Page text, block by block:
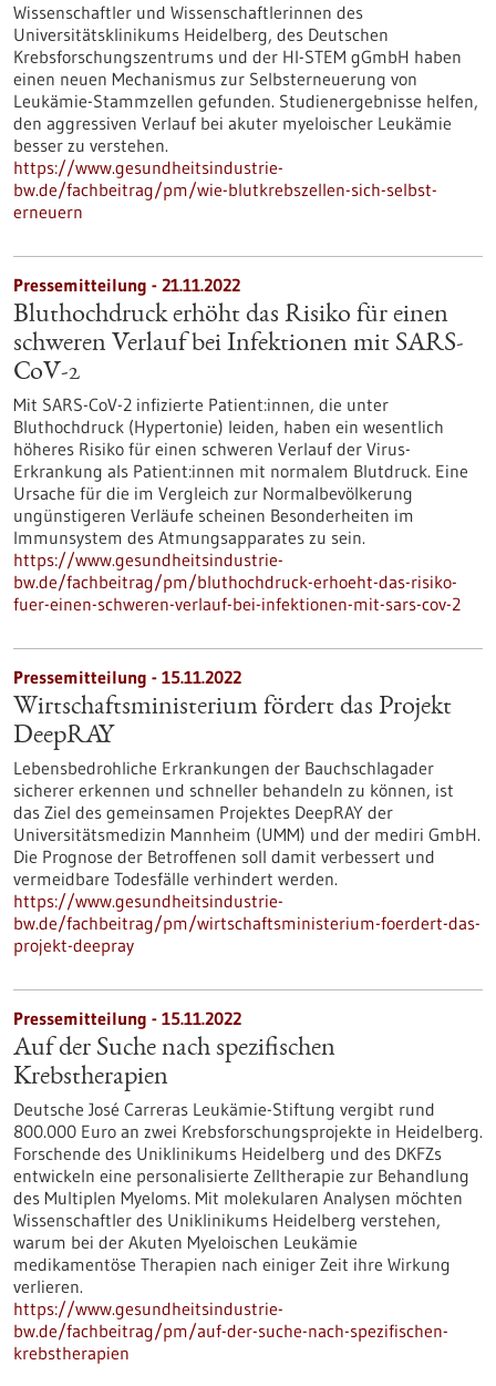
Wissenschaftler und Wissenschaftlerinnen des
Universitätsklinikums Heidelberg, des Deutschen
Krebsforschungszentrums und der HI-STEM gGmbH haben
einen neuen Mechanismus zur Selbsterneuerung von
Leukämie-Stammzellen gefunden. Studienergebnisse helfen,
den aggressiven Verlauf bei akuter myeloischer Leukämie
besser zu verstehen.
https://www.gesundheitsindustrie-
bw.de/fachbeitrag/pm/wie-blutkrebszellen-sich-selbst-
erneuern
Pressemitteilung - 21.11.2022
Bluthochdruck erhöht das Risiko für einen
schweren Verlauf bei Infektionen mit SARS-
CoV-2
Mit SARS-CoV-2 infizierte Patient:innen, die unter
Bluthochdruck (Hypertonie) leiden, haben ein wesentlich
höheres Risiko für einen schweren Verlauf der Virus-
Erkrankung als Patient:innen mit normalem Blutdruck. Eine
Ursache für die im Vergleich zur Normalbevölkerung
ungünstigeren Verläufe scheinen Besonderheiten im
Immunsystem des Atmungsapparates zu sein.
https://www.gesundheitsindustrie-
bw.de/fachbeitrag/pm/bluthochdruck-erhoeht-das-risiko-
fuer-einen-schweren-verlauf-bei-infektionen-mit-sars-cov-2
Pressemitteilung - 15.11.2022
Wirtschaftsministerium fördert das Projekt
DeepRAY
Lebensbedrohliche Erkrankungen der Bauchschlagader
sicherer erkennen und schneller behandeln zu können, ist
das Ziel des gemeinsamen Projektes DeepRAY der
Universitätsmedizin Mannheim (UMM) und der mediri GmbH.
Die Prognose der Betroffenen soll damit verbessert und
vermeidbare Todesfälle verhindert werden.
https://www.gesundheitsindustrie-
bw.de/fachbeitrag/pm/wirtschaftsministerium-foerdert-das-
projekt-deepray
Pressemitteilung - 15.11.2022
Auf der Suche nach spezifischen
Krebstherapien
Deutsche José Carreras Leukämie-Stiftung vergibt rund
800.000 Euro an zwei Krebsforschungsprojekte in Heidelberg.
Forschende des Uniklinikums Heidelberg und des DKFZs
entwickeln eine personalisierte Zelltherapie zur Behandlung
des Multiplen Myeloms. Mit molekularen Analysen möchten
Wissenschaftler des Uniklinikums Heidelberg verstehen,
warum bei der Akuten Myeloischen Leukämie
medikamentöse Therapien nach einiger Zeit ihre Wirkung
verlieren.
https://www.gesundheitsindustrie-
bw.de/fachbeitrag/pm/auf-der-suche-nach-spezifischen-
krebstherapien